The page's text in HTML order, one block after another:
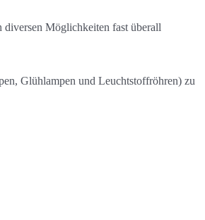
diversen Möglichkeiten fast überall
Glühlampen und Leuchtstoffröhren) zu